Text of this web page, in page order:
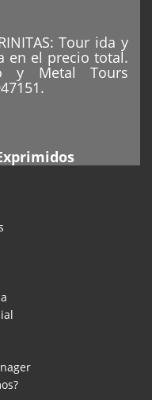
Tour ida y
en el precio total.
y Metal Tours